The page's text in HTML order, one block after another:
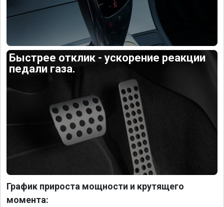
Быстрее отклик - ускорение реакции
педали газа.
График прироста мощности и крутящего
момента: